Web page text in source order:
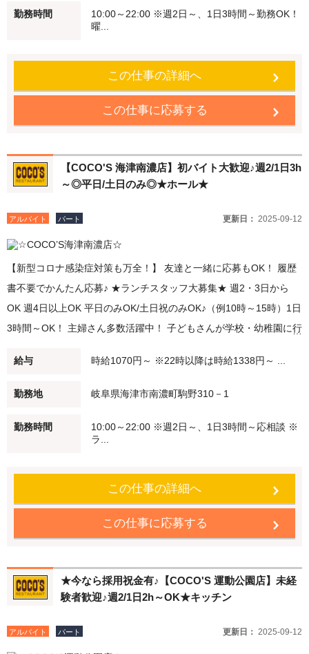
経験でも安心♪始めはかんたんなお仕事からスタート 働く仲間もし
します！ ★注文はタッチパネル♪接客未経験者も安心！ 注文など難
しい作業なし！ ★柔軟な働き方が可能 短時間勤務・扶養内勤務
OK！ 副業・WワークOK 履歴書不要でかんたん応募♪
勤務時間
10:00～22:00 ※週2日～、1日3時間～勤務OK！
曜...
この仕事の詳細へ
この仕事に応募する
【COCO'S 海津南濃店】初バイト大歓迎♪週2/1日3h
～◎平日/土日のみ◎★ホール★
アルバイト パート 更新日： 2025-09-12
【新型コロナ感染症対策も万全！】 友達と一緒に応募もOK！ 履歴
書不要でかんたん応募♪ ★ランチスタッフ大募集★ 週2・3日から
OK 週4日以上OK 平日のみOK/土日祝のみOK♪（例10時～15時）1日
3時間～OK！ 主婦さん多数活躍中！ 子どもさんが学校・幼稚園に行
能です！ ★ディナースタッフ大募集★ 夕方（例：18時～21時）/深
夜バイト（例：21時～閉店）勤務できる方歓迎！ 22時以降は時給
経験でも安心♪始めはかんたんなお仕事からスタート 働く仲間もし
します！ ★注文はタッチパネル♪接客未経験者も安心！ 注文など難
しい作業なし！ ★柔軟な働き方が可能 短時間勤務・扶養内勤務
OK！ 副業・WワークOK 履歴書不要でかんたん応募♪
給与 時給1070円～ ※22時以降は時給1338円～ ...
勤務地 岐阜県海津市南濃町駒野310－1
勤務時間
10:00～22:00 ※週2日～、1日3時間～応相談 ※
ラ...
この仕事の詳細へ
この仕事に応募する
★今なら採用祝金有♪【COCO'S 運動公園店】未経
験者歓迎♪週2/1日2h～OK★キッチン
アルバイト パート 更新日： 2025-09-12